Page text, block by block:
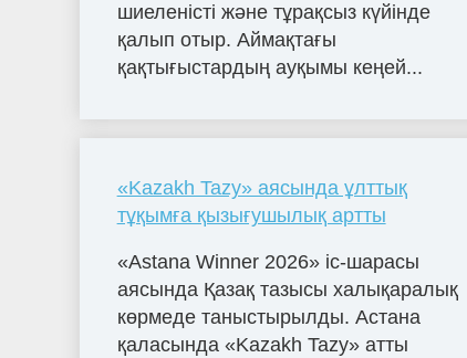
шиеленісті және тұрақсыз күйінде
қалып отыр. Аймақтағы
қақтығыстардың ауқымы кеңей...
«Kazakh Tazy» аясында ұлттық
тұқымға қызығушылық артты
«Astana Winner 2026» іс-шарасы
аясында Қазақ тазысы халықаралық
көрмеде таныстырылды. Астана
қаласында «Kazakh Tazy» атты